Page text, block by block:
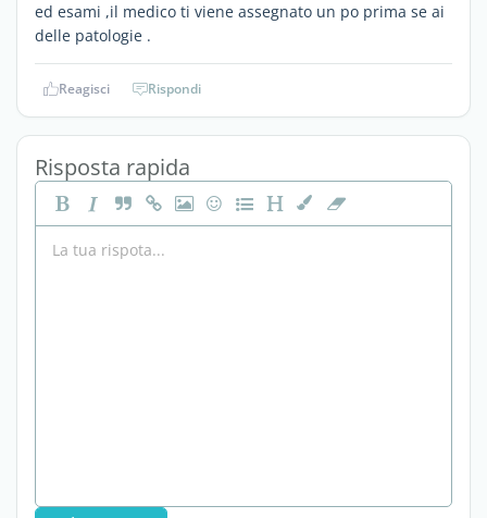
ed esami ,il medico ti viene assegnato un po prima se ai
delle patologie .
Reagisci Rispondi
Risposta rapida